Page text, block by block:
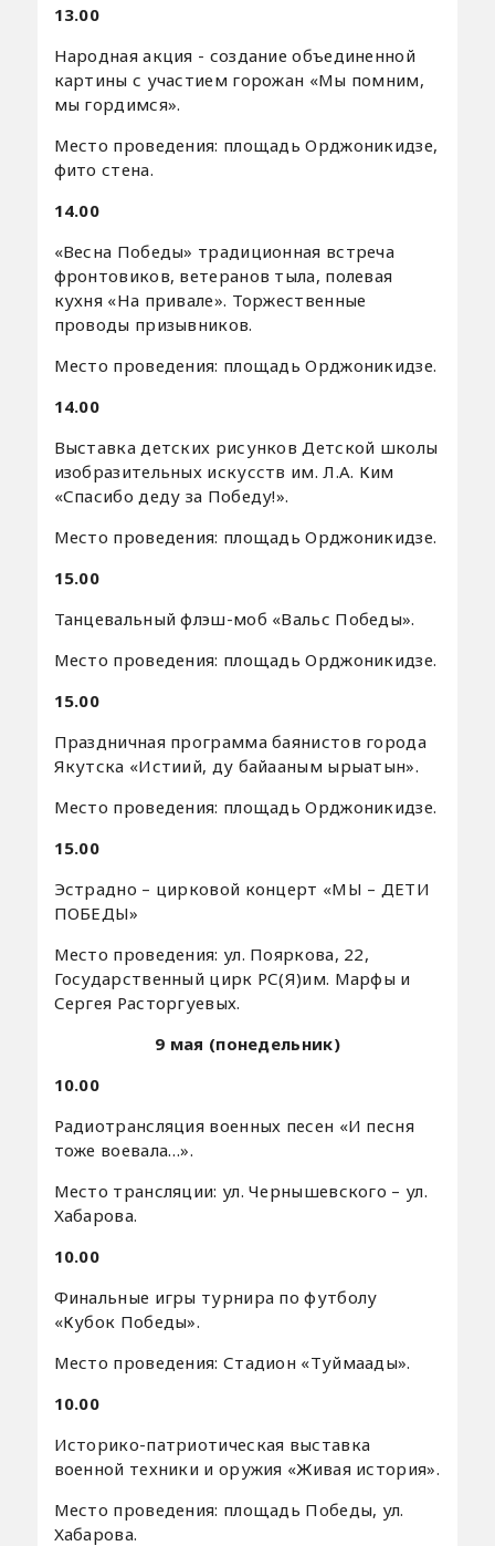
13.00
Народная акция - создание объединенной
картины с участием горожан «Мы помним,
мы гордимся».
Место проведения: площадь Орджоникидзе,
фито стена.
14.00
«Весна Победы» традиционная встреча
фронтовиков, ветеранов тыла, полевая
кухня «На привале». Торжественные
проводы призывников.
Место проведения: площадь Орджоникидзе.
14.00
Выставка детских рисунков Детской школы
изобразительных искусств им. Л.А. Ким
«Спасибо деду за Победу!».
Место проведения: площадь Орджоникидзе.
15.00
Танцевальный флэш-моб «Вальс Победы».
Место проведения: площадь Орджоникидзе.
15.00
Праздничная программа баянистов города
Якутска «Истиий, ду байааным ырыатын».
Место проведения: площадь Орджоникидзе.
15.00
Эстрадно – цирковой концерт «МЫ – ДЕТИ
ПОБЕДЫ»
Место проведения: ул. Пояркова, 22,
Государственный цирк РС(Я)им. Марфы и
Сергея Расторгуевых.
9 мая (понедельник)
10.00
Радиотрансляция военных песен «И песня
тоже воевала…».
Место трансляции: ул. Чернышевского – ул.
Хабарова.
10.00
Финальные игры турнира по футболу
«Кубок Победы».
Место проведения: Стадион «Туймаады».
10.00
Историко-патриотическая выставка
военной техники и оружия «Живая история».
Место проведения: площадь Победы, ул.
Хабарова.